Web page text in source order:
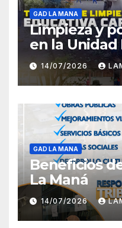
GAD LA MANA
Limpieza y
en la Unidad
Carlota
14/07/2026
GAD LA MANA
Beneficios
La Maná
14/07/2026